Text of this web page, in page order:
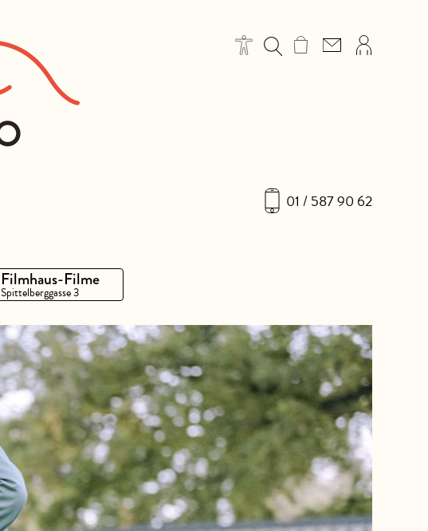
01 / 587 90 62
Filmhaus-Filme
Spittelberggasse 3